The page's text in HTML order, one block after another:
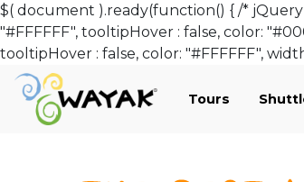
$( document ).ready(function() { /*
"#FFFFFF", tooltipHover : false, color:
tooltipHover : false, color: "#FFFFFF",
Tours